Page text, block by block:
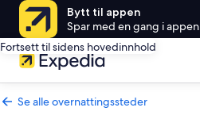
Bytt til appen
Spar med en gang i appen
Fortsett til sidens hovedinnhold
Se alle overnattingssteder